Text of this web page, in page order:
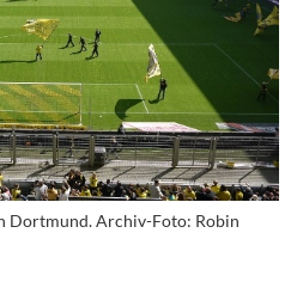
Dortmund. Archiv-Foto: Robin